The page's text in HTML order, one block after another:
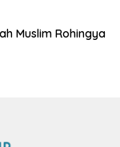
Muslim Rohingya